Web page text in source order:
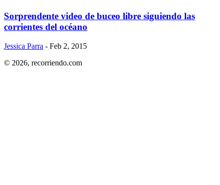
Sorprendente video de buceo libre siguiendo las
corrientes del océano
Jessica Parra - Feb 2, 2015
© 2026, recorriendo.com